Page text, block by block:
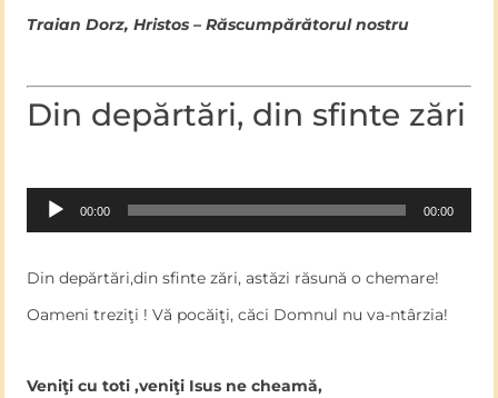
Traian Dorz, Hristos – Răscumpărătorul nostru
Din depărtări, din sfinte zări
Audio
Player
00:00 00:00
Din depărtări,din sfinte zări, astăzi răsună o chemare!
Oameni treziţi ! Vă pocăiţi, căci Domnul nu va-ntârzia!
Veniţi cu toti ,veniţi Isus ne cheamă,